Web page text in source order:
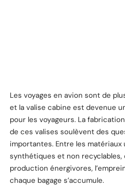
Les voyages en avion sont de
et la valise cabine est devenue
pour les voyageurs. La
de ces valises soulèvent des
importantes. Entre les
synthétiques et non recyclables,
production énergivores,
chaque bagage s’accumule.